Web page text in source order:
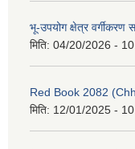
भू-उपयोग क्षेत्र वर्गीकरण
मिति: 04/20/2026 -
Red Book 2082
मिति: 12/01/2025 -